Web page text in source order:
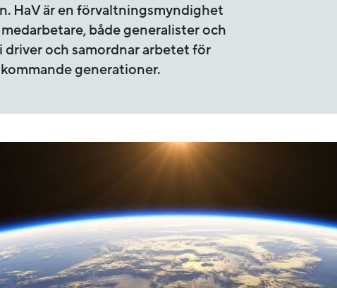
HaV är en förvaltningsmyndighet
både generalister och
driver och samordnar arbetet för
generationer.